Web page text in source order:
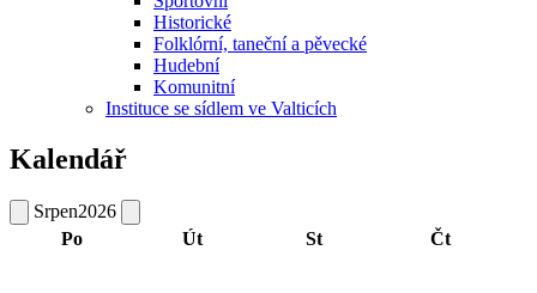
Historické
Folklórní, taneční a pěvecké
Hudební
Komunitní
Instituce se sídlem ve Valticích
Kalendář
Srpen2026
Po
Út St Čt